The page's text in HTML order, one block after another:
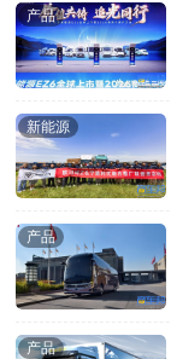
产品
新能源
产品
产品